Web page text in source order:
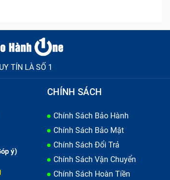
bị mờ, hoặc phím bị lung lay, mất phím.
UY TÍN LÀ SỐ 1
ý)
CHÍNH SÁCH
Chính Sách Bảo Hành
Chính Sách Bảo Mật
Chính Sách Đổi Trả
Chính Sách Vận Chuyển
Chính Sách Hoàn Tiền